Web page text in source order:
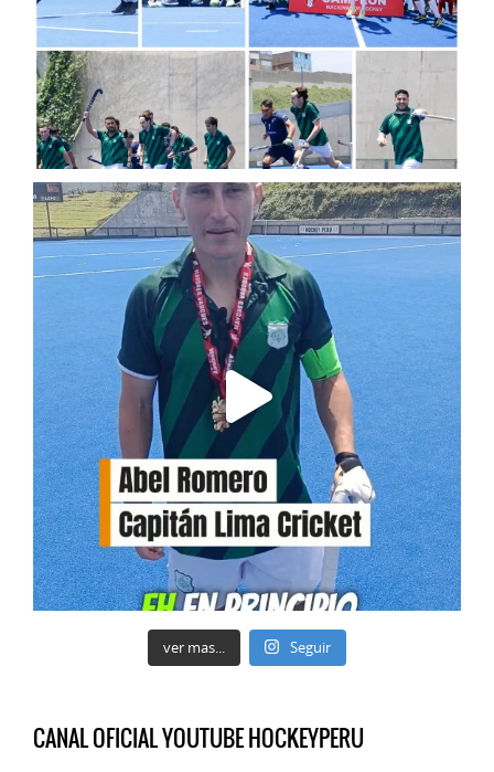
ver mas... Seguir
CANAL OFICIAL YOUTUBE HOCKEYPERU